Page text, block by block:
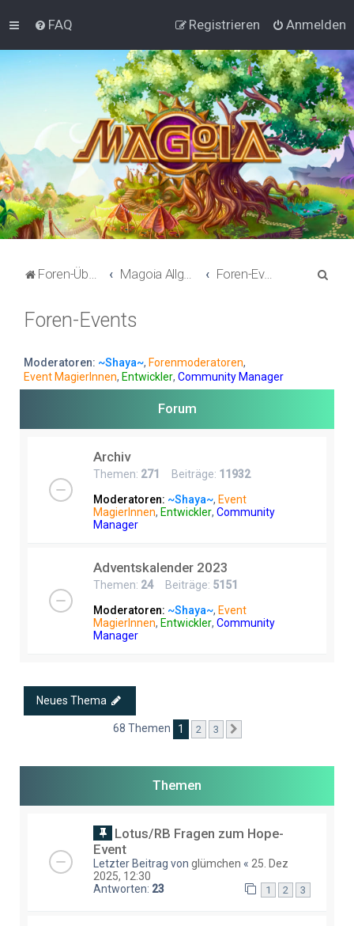
FAQ Anmelden
Registrieren
Foren-Übersicht Foren-Events
Foren-Events
Moderatoren: ~Shaya~, Forenmoderatoren,
Event MagierInnen, Entwickler, Community Manager
Forum
Archiv
Themen: 271 Beiträge: 11932
Moderatoren: ~Shaya~, Event
MagierInnen, Entwickler, Community
Manager
Adventskalender 2023
Themen: 24Beiträge: 5151
Moderatoren: ~Shaya~, Event
MagierInnen, Entwickler, Community
Manager
Neues Thema
68 Themen 1 2 3
Themen
Lotus/RB Fragen zum Hope-
Event
Letzter Beitrag von glümchen « 25. Dez
2025, 12:30
Antworten: 23 1 2 3